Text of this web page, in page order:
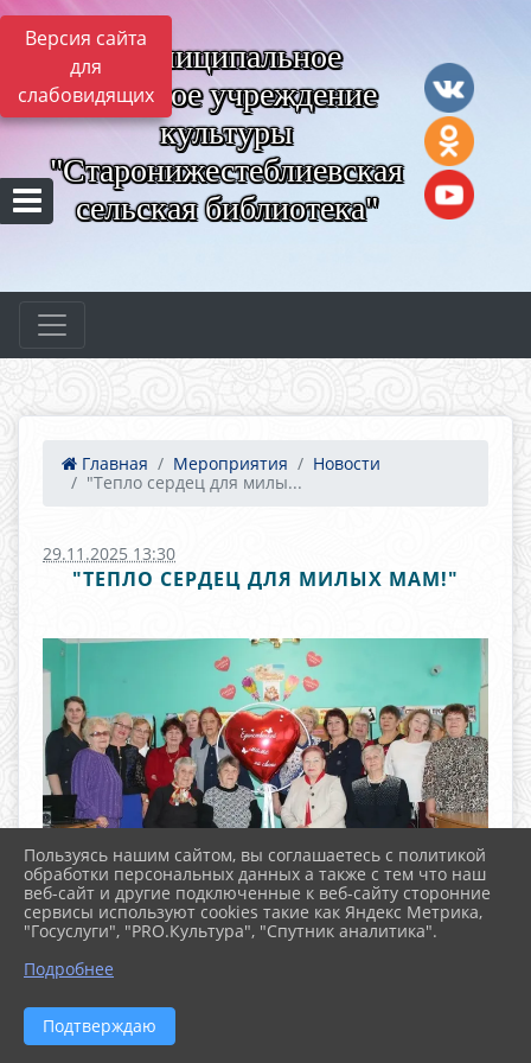
Версия сайта
для
слабовидящих
Муниципальное
казённое учреждение
культуры
"Старонижестеблиевская
сельская библиотека"
Главная Мероприятия
Новости
"Тепло сердец для милы...
29.11.2025 13:30
"ТЕПЛО СЕРДЕЦ ДЛЯ МИЛЫХ МАМ!"
Пользуясь нашим сайтом, вы соглашаетесь с политикой
обработки персональных данных а также с тем что наш
веб-сайт и другие подключенные к веб-сайту сторонние
сервисы используют cookies такие как Яндекс Метрика,
"Госуслуги", "PRO.Культура", "Спутник аналитика".
Подробнее
Подтверждаю